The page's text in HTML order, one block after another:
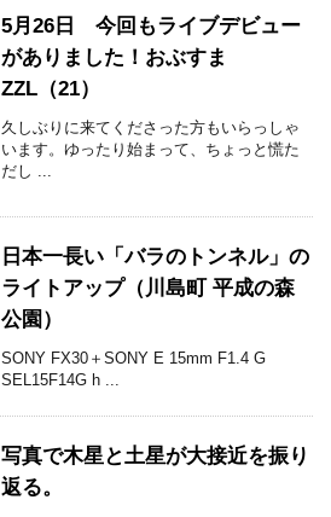
5月26日 今回もライブデビュー
がありました！おぶすま
ZZL（21）
久しぶりに来てくださった方もいらっしゃ
います。ゆったり始まって、ちょっと慌た
だし ...
日本一長い「バラのトンネル」の
ライトアップ（川島町 平成の森
公園）
SONY FX30＋SONY E 15mm F1.4 G
SEL15F14G h ...
写真で木星と土星が大接近を振り
返る。